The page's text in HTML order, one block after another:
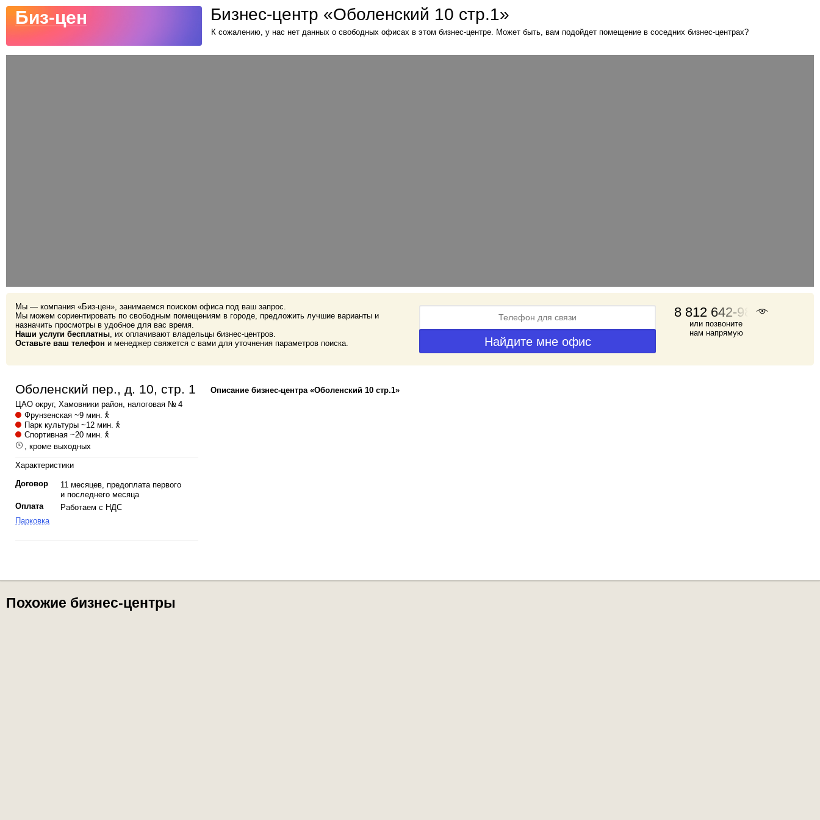
Биз-цен Бизнес-центр «Оболенский 10 стр.1»
К сожалению, у нас нет данных о свободных офисах в этом бизнес-центре. Может быть, вам подойдет помещение в соседних бизнес-центрах?
Мы — компания «Биз-цен», занимаемся поиском офиса под ваш запрос.
Мы можем сориентировать по свободным помещениям в городе, предложить лучшие варианты и
назначить просмотры в удобное для вас время.
Наши услуги бесплатны, их оплачивают владельцы бизнес-центров.
Оставьте ваш телефон и менеджер свяжется с вами для уточнения параметров поиска.
8 812 642-98-46
или позвоните
нам напрямую
Оболенский пер., д. 10, стр. 1
ЦАО округ, Хамовники район, налоговая № 4
Фрунзенская ~9 мин.
Парк культуры ~12 мин.
Спортивная ~20 мин.
, кроме выходных
Характеристики
Договор
11 месяцев, предоплата первого
и последнего месяца
Оплата
Работаем с НДС
Парковка
Описание бизнес-центра «Оболенский 10 стр.1»
Похожие бизнес-центры